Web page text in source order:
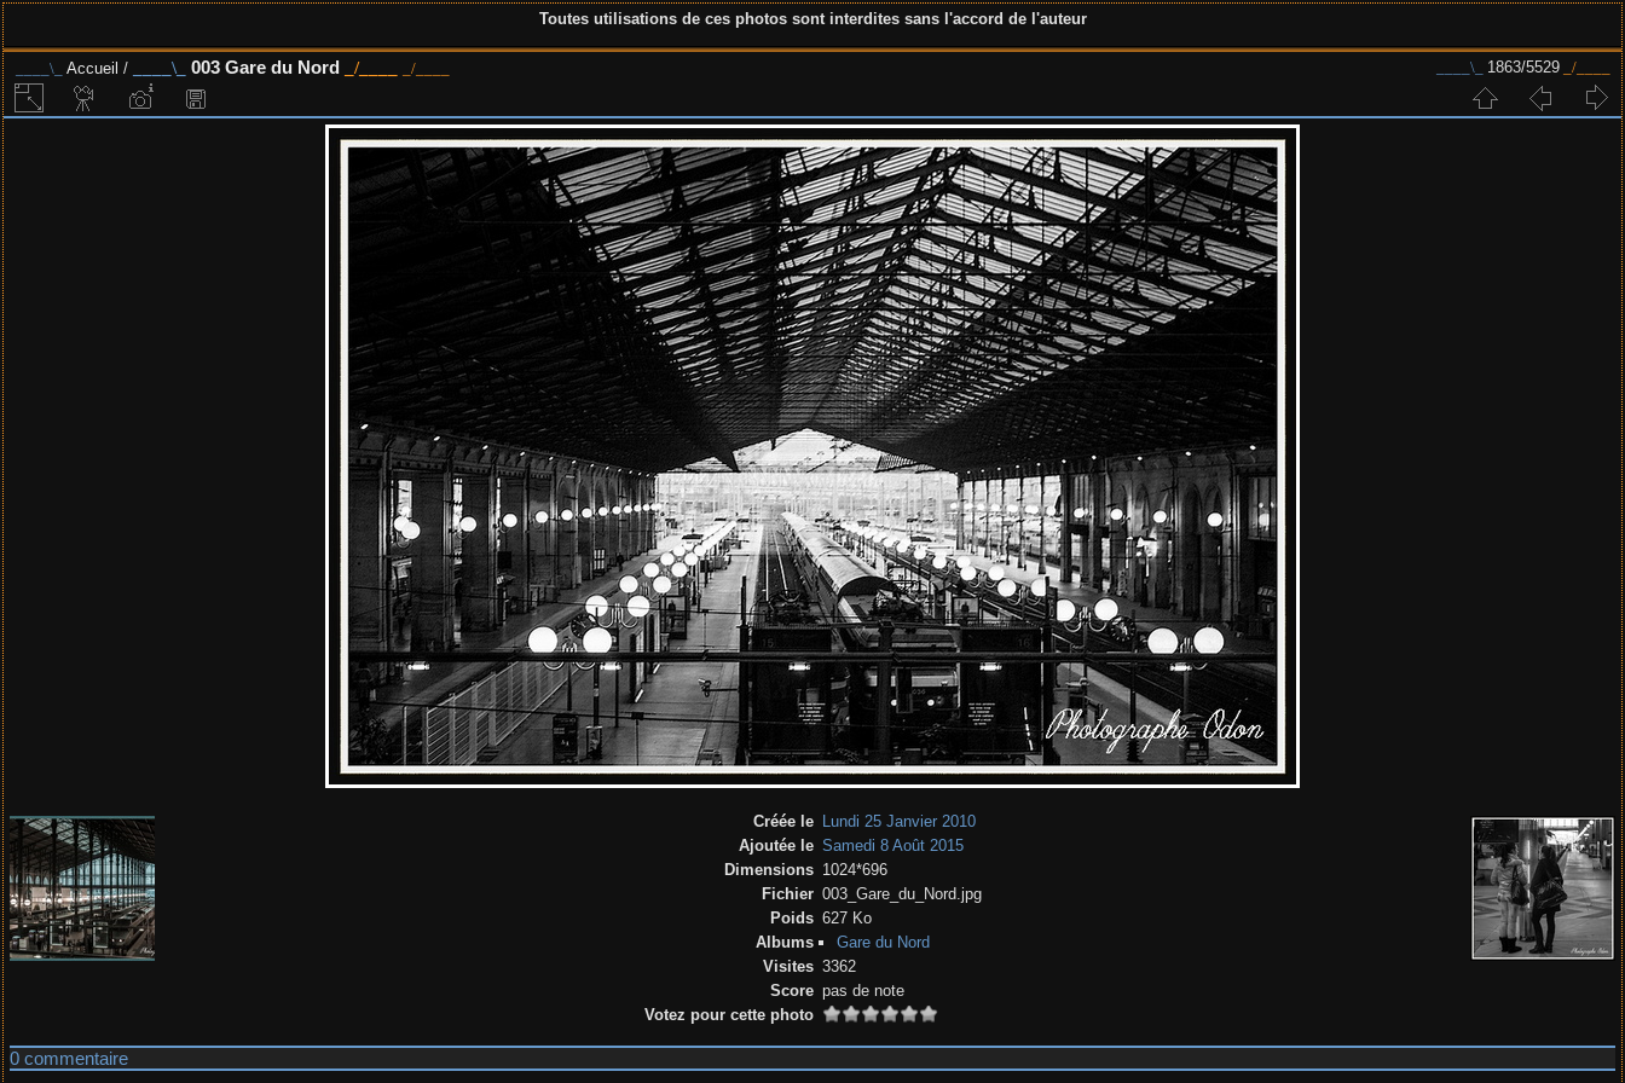
Toutes utilisations de ces photos sont interdites sans l'accord de l'auteur
Accueil / 003 Gare du Nord 1863/5529
Créée le Lundi 25 Janvier 2010
Ajoutée le Samedi 8 Août 2015
Dimensions 1024*696
Fichier 003_Gare_du_Nord.jpg
Poids 627 Ko
Albums
Gare du Nord
Visites 3362
Score pas de note
Votez pour cette photo
0 commentaire